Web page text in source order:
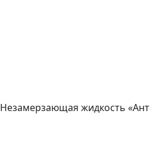
Незамерзающая жидкость